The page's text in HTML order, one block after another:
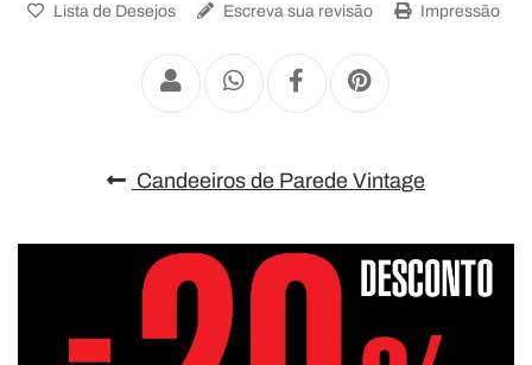
Lista de Desejos Escreva sua revisão Impressão
Candeeiros de Parede Vintage